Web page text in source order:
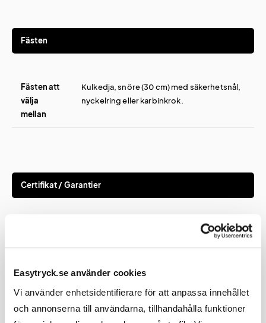
Easytryck.se använder cookies
Vi använder enhetsidentifierare för att anpassa innehållet
och annonserna till användarna, tillhandahålla funktioner
Fästen
Fästen att
välja
mellan
Kulkedja, snöre (30 cm) med säkerhetsnål,
nyckelring eller karbinkrok.
Certifikat / Garantier